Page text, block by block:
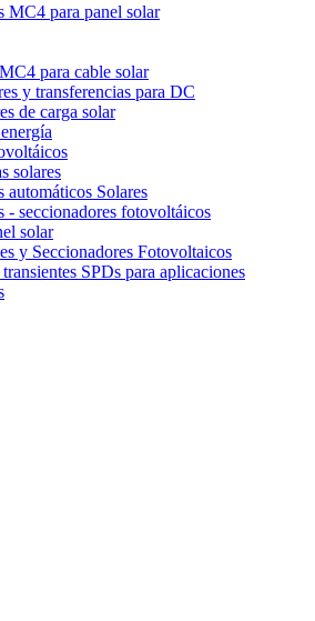
MC4 para panel solar
para cable solar
y transferencias para DC
de carga solar
solares
automáticos Solares
- seccionadores fotovoltáicos
solar
y Seccionadores Fotovoltaicos
SPDs para aplicaciones